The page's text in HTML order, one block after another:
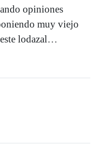
opiniones
muy viejo
lodazal…